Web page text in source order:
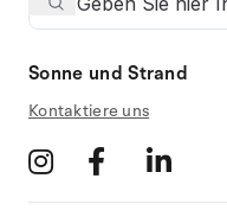
Sonne und Strand
Kontaktiere uns